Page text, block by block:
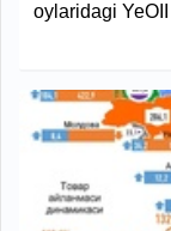
oylaridagi